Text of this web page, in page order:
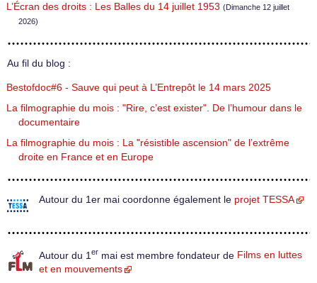
L’Écran des droits : Les Balles du 14 juillet 1953 (Dimanche 12 juillet
2026)
Au fil du blog :
Bestofdoc#6 - Sauve qui peut à L’Entrepôt le 14 mars 2025
La filmographie du mois : "Rire, c’est exister". De l’humour dans le
documentaire
La filmographie du mois : La "résistible ascension" de l’extrême
droite en France et en Europe
Autour du 1er mai coordonne également le projet TESSA
Autour du 1 er mai est membre fondateur de Films en luttes
et en mouvements